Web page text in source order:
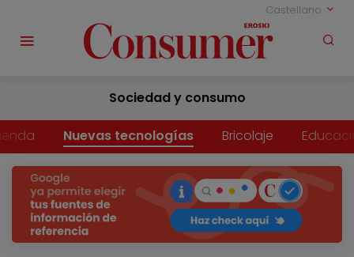
Castellano
Sociedad y consumo
Nuevas tecnologías Bricolaje